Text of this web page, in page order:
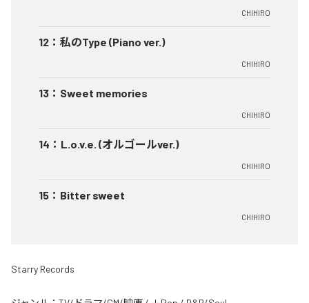
CHIHIRO
12 ： 私のType (Piano ver.)
CHIHIRO
13 ： Sweet memories
CHIHIRO
14 ： L.o.v.e. (オルゴールver.)
CHIHIRO
15 ： Bitter sweet
CHIHIRO
Starry Records